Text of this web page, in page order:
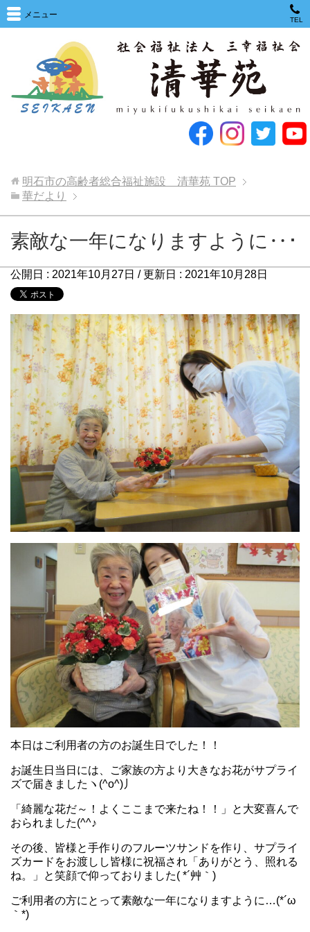
メニュー
TEL
明石市の高齢者総合福祉施設 清華苑 TOP
華だより
素敵な一年になりますように‥･
公開日 : 2021年10月27日 / 更新日 : 2021年10月28日
本日はご利用者の方のお誕生日でした！！
お誕生日当日には、ご家族の方より大きなお花がサプライ
ズで届きましたヽ(^o^)丿
「綺麗な花だ～！よくここまで来たね！！」と大変喜んで
おられました(^^♪
その後、皆様と手作りのフルーツサンドを作り、サプライ
ズカードをお渡しし皆様に祝福され「ありがとう、照れる
ね。」と笑顔で仰っておりました( *´艸｀)
ご利用者の方にとって素敵な一年になりますように…(*´ω
｀*)